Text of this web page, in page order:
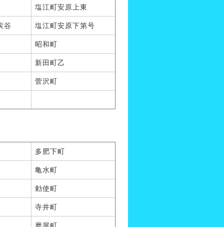
塩江町安原上東
谷 塩江町安原下第号
昭和町
新田町乙
菅沢町
多肥下町
亀水町
勅使町
寺井町